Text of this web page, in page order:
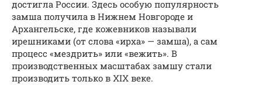
достигла России. Здесь особую популярность
замша получила в Нижнем Новгороде и
Архангельске, где кожевников называли
ирешниками (от слова «ирха» — замша), а сам
процесс «мездрить» или «вежить». В
производственных масштабах замшу стали
производить только в XIX веке.